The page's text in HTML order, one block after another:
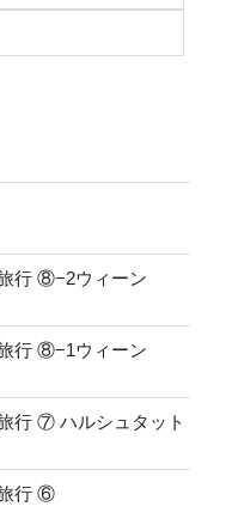
行 ⑧−2ウィーン
行 ⑧−1ウィーン
行 ⑦ ハルシュタット
行 ⑥